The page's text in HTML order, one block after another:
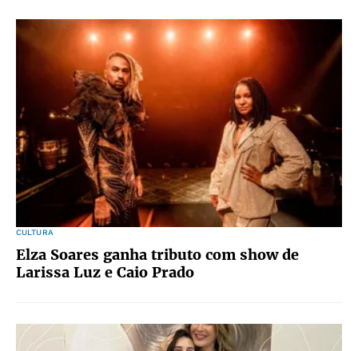
CULTURA
Elza Soares ganha tributo com show de
Larissa Luz e Caio Prado